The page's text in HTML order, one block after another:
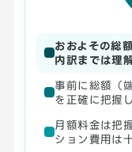
おおよその総
内訳までは理
事前に総額（
を正確に把握
月額料金は把
ション費用は